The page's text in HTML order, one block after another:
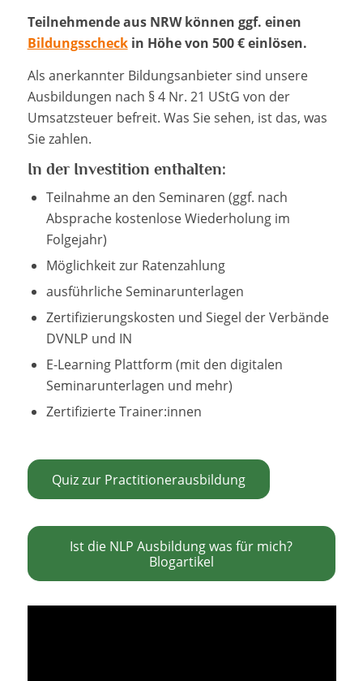
Teilnehmende aus NRW können ggf. einen
Bildungsscheckin Höhe von 500 € einlösen.
Als anerkannter Bildungsanbieter sind unsere
Ausbildungen nach § 4 Nr. 21 UStG von der
Umsatzsteuer befreit. Was Sie sehen, ist das, was
Sie zahlen.
In der Investition enthalten:
Teilnahme an den Seminaren (ggf. nach
Absprache kostenlose Wiederholung im
Folgejahr)
Möglichkeit zur Ratenzahlung
ausführliche Seminarunterlagen
Zertifizierungskosten und Siegel der Verbände
DVNLP und IN
E-Learning Plattform (mit den digitalen
Seminarunterlagen und mehr)
Zertifizierte Trainer:innen
Quiz zur Practitionerausbildung
Ist die NLP Ausbildung was für mich?
Blogartikel